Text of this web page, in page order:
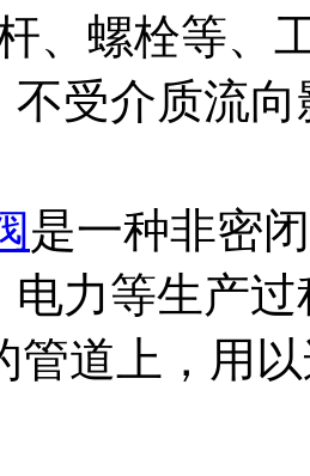
、螺栓等、
不受介质流向
是一种非密
电力等生产
管道上，用